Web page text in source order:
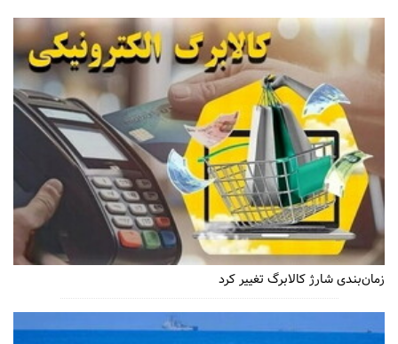
زمان‌بندی شارژ کالابرگ تغییر کرد